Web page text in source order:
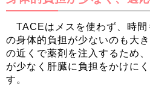
TACEはメスを使わず、時間
の身体的負担が少ないのも大
の近くで薬剤を注入するため
が少なく肝臓に負担をかけに
す。